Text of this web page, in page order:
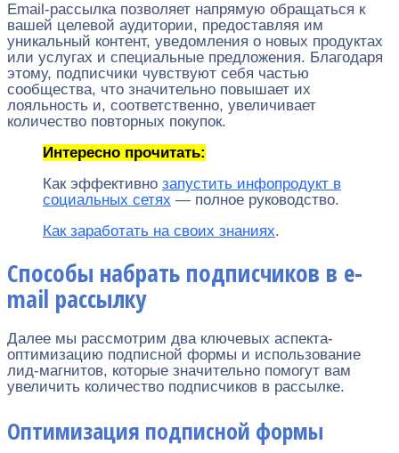
Email-рассылка позволяет напрямую обращаться к
вашей целевой аудитории, предоставляя им
уникальный контент, уведомления о новых продуктах
или услугах и специальные предложения. Благодаря
этому, подписчики чувствуют себя частью
сообщества, что значительно повышает их
лояльность и, соответственно, увеличивает
количество повторных покупок.
Интересно прочитать:
Как эффективно запустить инфопродукт в
социальных сетях — полное руководство.
Как заpaботать на своих знаниях.
Способы набрать подписчиков в e-
mail рассылку
Далее мы рассмотрим два ключевых аспекта-
оптимизацию подписной формы и использование
лид-магнитов, которые значительно помогут вам
увеличить количество подписчиков в рассылке.
Оптимизация подписной формы